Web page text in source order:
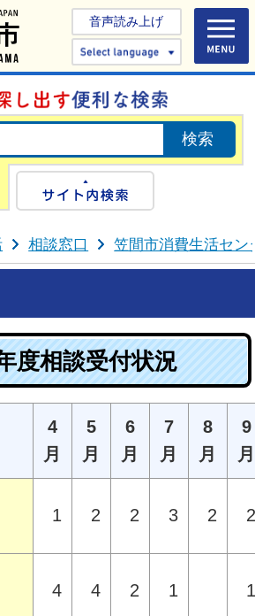
音声読み上げ
Select
Google検索
相談窓口 笠間市消費生活セン
度相談受付状況
4
月
5
月
6
月
7
月
8
月
9
月
1 2 2 3 2 2
4 4 2 1 1